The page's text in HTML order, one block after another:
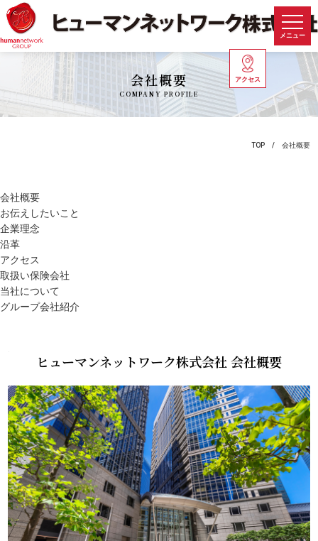
メニュー
アクセス
会社概要
COMPANY PROFILE
TOP 会社概要
会社概要
お伝えしたいこと
企業理念
沿革
アクセス
取扱い保険会社
当社について
グループ会社紹介
ヒューマンネットワーク株式会社 会社概要